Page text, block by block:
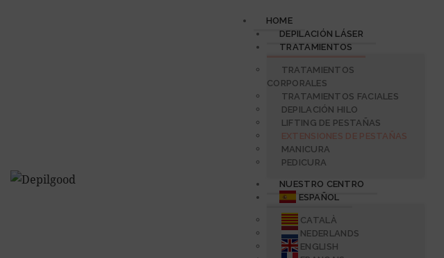
HOME
DEPILACIÓN LÁSER
TRATAMIENTOS
TRATAMIENTOS
CORPORALES
TRATAMIENTOS FACIALES
DEPILACIÓN HILO
LIFTING DE PESTAÑAS
EXTENSIONES DE PESTAÑAS
MANICURA
PEDICURA
NUESTRO CENTRO
ESPAÑOL
CATALÀ
NEDERLANDS
ENGLISH